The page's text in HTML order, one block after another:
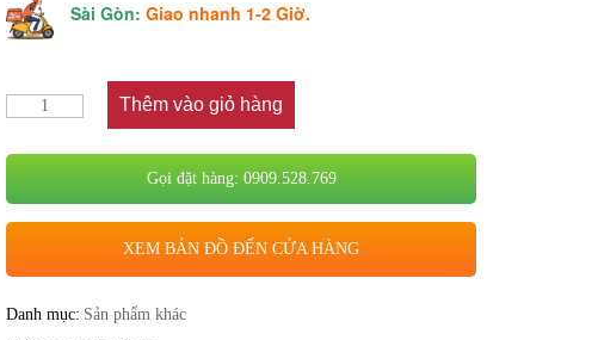
Sài Gòn: Giao nhanh 1-2 Giờ.
Thêm vào giỏ hàng
Gọi đặt hàng: 0909.528.769
XEM BẢN ĐỒ ĐẾN CỬA HÀNG
Danh mục: Sản phẩm khác